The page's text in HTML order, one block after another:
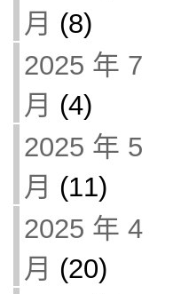
月 (8)
2025 年 7
月 (4)
2025 年 5
月 (11)
2025 年 4
月 (20)